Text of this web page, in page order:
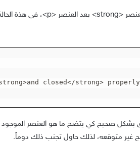
<strong> بعد العنصر <p>
، في هذة
closed</strong>
بشكل صحيح كي يتضح ما هو العنصر الموجود
غير متوقعه، لذلك حاول تجنب ذلك دوماً.